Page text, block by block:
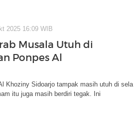
2025 16:09 WIB
Musala Utuh di
Ponpes Al
Khoziny Sidoarjo tampak masih utuh di sela
itu juga masih berdiri tegak. Ini